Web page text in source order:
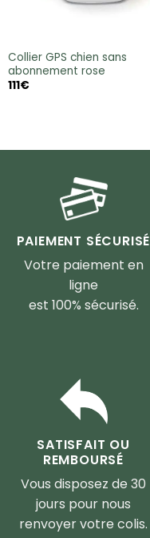
Collier GPS chien sans
abonnement rose
111€
PAIEMENT SÉCURISÉ
Votre paiement en
ligne
est 100% sécurisé.
SATISFAIT OU
REMBOURSÉ
Vous disposez de 30
jours pour nous
renvoyer votre colis.